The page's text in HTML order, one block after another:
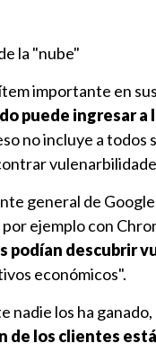
la "nube"
importante en
puede ingresar a
no incluye a
general de
ejemplo con
podían descubrir
económicos".
nadie los ha
de los clientes